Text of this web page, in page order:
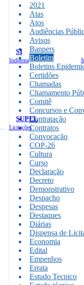
SI
Indígena
SUPEL
Licitações
2021
Atas
Atos
Audiências
Avisos
Banners
Boletim
Boletins
Certidões
Chamadas
Chamamento
Comitê
Concursos e
Contratação
Contratos
Convocação
COP-26
Cultura
Curso
Declaração
Decreto
Demonstrativo
Despacho
Despesas
Destaques
Diárias
Dispensa de
Economia
Edital
Empenhos
Errata
Estudo Tecnico